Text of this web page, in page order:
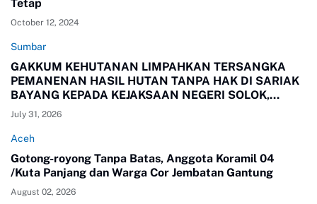
Tetap
October 12, 2024
Sumbar
GAKKUM KEHUTANAN LIMPAHKAN TERSANGKA
PEMANENAN HASIL HUTAN TANPA HAK DI SARIAK
BAYANG KEPADA KEJAKSAAN NEGERI SOLOK,
SUMBAR
July 31, 2026
Aceh
Gotong-royong Tanpa Batas, Anggota Koramil 04
/Kuta Panjang dan Warga Cor Jembatan Gantung
August 02, 2026